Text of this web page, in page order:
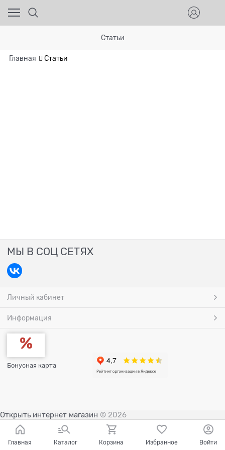
Статьи
Главная Статьи
МЫ В СОЦ СЕТЯХ
Личный кабинет
Информация
Бонусная карта
Открыть интернет магазин © 2026
Главная Каталог Корзина Избранное Войти